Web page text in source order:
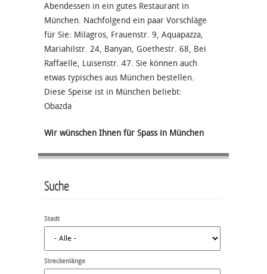
Abendessen in ein gutes Restaurant in
München. Nachfolgend ein paar Vorschläge
für Sie: Milagros, Frauenstr. 9, Aquapazza,
Mariahilstr. 24, Banyan, Goethestr. 68, Bei
Raffaelle, Luisenstr. 47. Sie können auch
etwas typisches aus München bestellen.
Diese Speise ist in München beliebt:
Obazda
Wir wünschen Ihnen für Spass in München
Suche
Stadt
Streckenlänge